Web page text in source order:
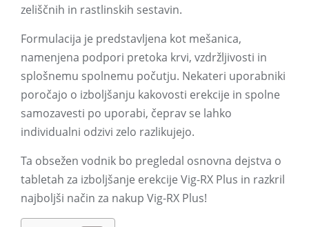
zeliščnih in rastlinskih sestavin.
Formulacija je predstavljena kot mešanica,
namenjena podpori pretoka krvi, vzdržljivosti in
splošnemu spolnemu počutju. Nekateri uporabniki
poročajo o izboljšanju kakovosti erekcije in spolne
samozavesti po uporabi, čeprav se lahko
individualni odzivi zelo razlikujejo.
Ta obsežen vodnik bo pregledal osnovna dejstva o
tabletah za izboljšanje erekcije Vig-RX Plus in razkril
najboljši način za nakup Vig-RX Plus!